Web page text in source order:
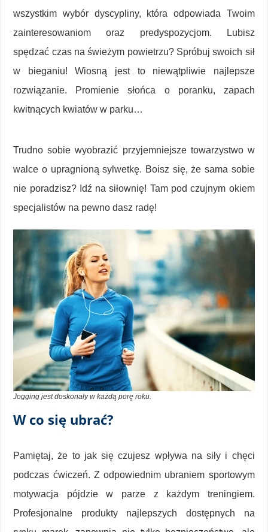
wszystkim wybór dyscypliny, która odpowiada Twoim
zainteresowaniom oraz predyspozycjom. Lubisz
spędzać czas na świeżym powietrzu? Spróbuj swoich sił
w bieganiu! Wiosną jest to niewątpliwie najlepsze
rozwiązanie. Promienie słońca o poranku, zapach
kwitnących kwiatów w parku…
Trudno sobie wyobrazić przyjemniejsze towarzystwo w
walce o upragnioną sylwetkę. Boisz się, że sama sobie
nie poradzisz? Idź na siłownię! Tam pod czujnym okiem
specjalistów na pewno dasz radę!
Jogging jest doskonały w każdą porę roku.
W co się ubrać?
Pamiętaj, że to jak się czujesz wpływa na siły i chęci
podczas ćwiczeń. Z odpowiednim ubraniem sportowym
motywacja pójdzie w parze z każdym treningiem.
Profesjonalne produkty najlepszych dostępnych na